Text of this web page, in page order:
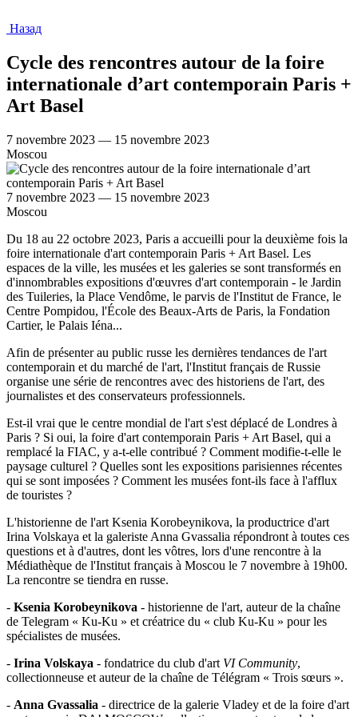
Назад
Cycle des rencontres autour de la foire
internationale d’art contemporain Paris +
Art Basel
7 novembre 2023 — 15 novembre 2023
Moscou
7 novembre 2023 — 15 novembre 2023
Moscou
Du 18 au 22 octobre 2023, Paris a accueilli pour la deuxième fois la
foire internationale d'art contemporain Paris + Art Basel. Les
espaces de la ville, les musées et les galeries se sont transformés en
d'innombrables expositions d'œuvres d'art contemporain - le Jardin
des Tuileries, la Place Vendôme, le parvis de l'Institut de France, le
Centre Pompidou, l'École des Beaux-Arts de Paris, la Fondation
Cartier, le Palais Iéna...
Afin de présenter au public russe les dernières tendances de l'art
contemporain et du marché de l'art, l'Institut français de Russie
organise une série de rencontres avec des historiens de l'art, des
journalistes et des conservateurs professionnels.
Est-il vrai que le centre mondial de l'art s'est déplacé de Londres à
Paris ? Si oui, la foire d'art contemporain Paris + Art Basel, qui a
remplacé la FIAC, y a-t-elle contribué ? Comment modifie-t-elle le
paysage culturel ? Quelles sont les expositions parisiennes récentes
qui se sont imposées ? Comment les musées font-ils face à l'afflux
de touristes ?
L'historienne de l'art Ksenia Korobeynikova, la productrice d'art
Irina Volskaya et la galeriste Anna Gvassalia répondront à toutes ces
questions et à d'autres, dont les vôtres, lors d'une rencontre à la
Médiathèque de l'Institut français à Moscou le 7 novembre à 19h00.
La rencontre se tiendra en russe.
- Ksenia Korobeynikova - historienne de l'art, auteur de la chaîne
de Telegram « Ku-Ku » et créatrice du « club Ku-Ku » pour les
spécialistes de musées.
- Irina Volskaya - fondatrice du club d'art VI Community,
collectionneuse et auteur de la chaîne de Télégram « Trois sœurs ».
- Anna Gvassalia - directrice de la galerie Vladey et de la foire d'art